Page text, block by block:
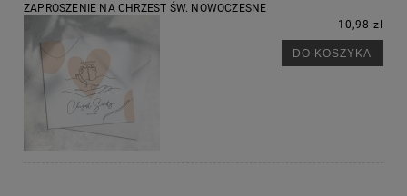
ZAPROSZENIE NA CHRZEST ŚW. NOWOCZESNE
10,98 zł
DO KOSZYKA